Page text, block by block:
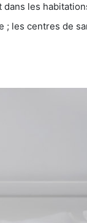
dans les
de santé, les